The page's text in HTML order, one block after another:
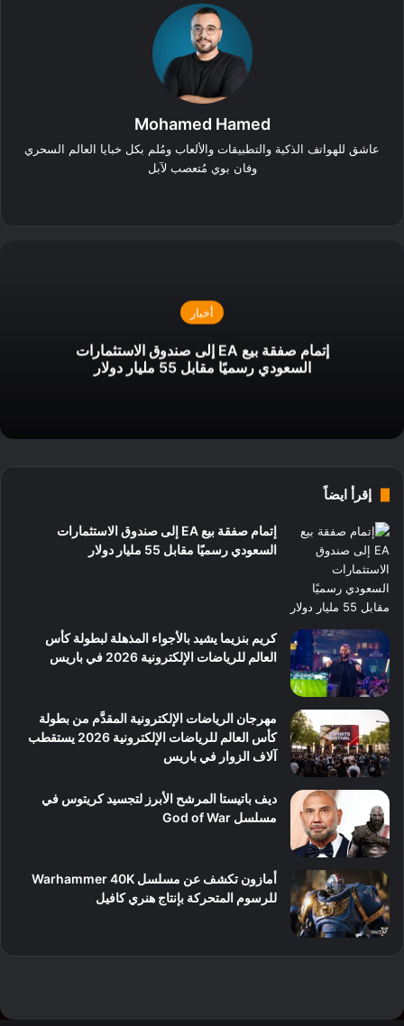
Mohamed Hamed
عاشق للهواتف الذكية والتطبيقات والألعاب ومُلم بكل خبايا العالم السحري
وفان بوي مُتعصب لآبل
أخبار
إتمام صفقة بيع EA إلى صندوق الاستثمارات
السعودي رسميًا مقابل 55 مليار دولار
إقرأ ايضاً
إتمام صفقة بيع EA إلى صندوق الاستثمارات
السعودي رسميًا مقابل 55 مليار دولار
كريم بنزيما يشيد بالأجواء المذهلة لبطولة كأس
العالم للرياضات الإلكترونية 2026 في باريس
مهرجان الرياضات الإلكترونية المقدَّم من بطولة
كأس العالم للرياضات الإلكترونية 2026 يستقطب
آلاف الزوار في باريس
ديف باتيستا المرشح الأبرز لتجسيد كريتوس في
مسلسل God of War
أمازون تكشف عن مسلسل Warhammer 40K
للرسوم المتحركة بإنتاج هنري كافيل